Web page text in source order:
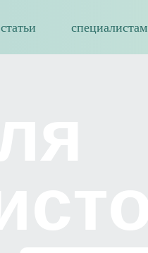
статьи специалистам